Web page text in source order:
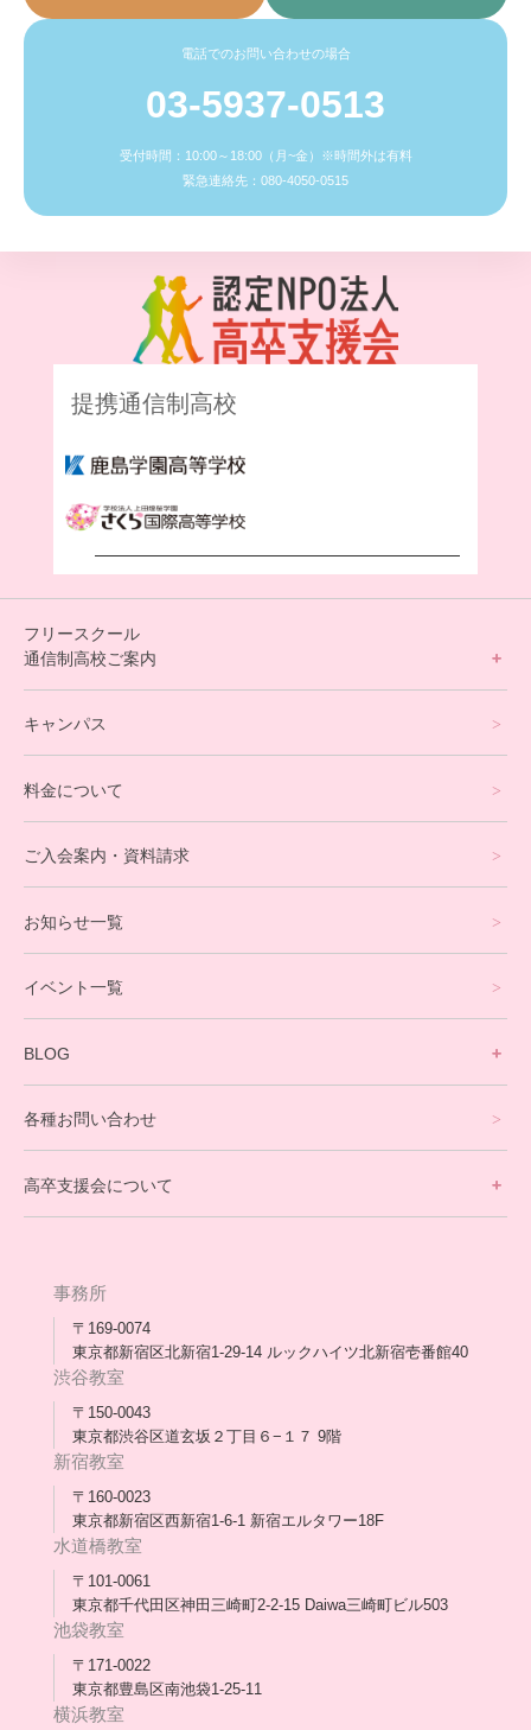
電話でのお問い合わせの場合
03-5937-0513
受付時間：10:00～18:00（月~金）※時間外は有料
緊急連絡先：080-4050-0515
提携通信制高校
フリースクール
通信制高校ご案内
オンラインコース
eスポーツコース
就労支援コース
英会話・海外留学コース
寮生活サポート
卒業生の今
アウトリーチ支援
[家庭訪問カウンセリング]
キャンパス
料金について
ご入会案内・資料請求
お知らせ一覧
イベント一覧
BLOG
保護者交流だより一覧
会長コラム一覧
各種お問い合わせ
高卒支援会について
メディア出演
スタッフ紹介
合格・進路実績
協力団体
理事長・会長あいさつ
保護者会
採用情報
事務所
〒169-0074
東京都新宿区北新宿1-29-14 ルックハイツ北新宿壱番館40
渋谷教室
〒150-0043
東京都渋谷区道玄坂２丁目６−１７ 9階
新宿教室
〒160-0023
東京都新宿区西新宿1-6-1 新宿エルタワー18F
水道橋教室
〒101-0061
東京都千代田区神田三崎町2-2-15 Daiwa三崎町ビル503
池袋教室
〒171-0022
東京都豊島区南池袋1-25-11
横浜教室